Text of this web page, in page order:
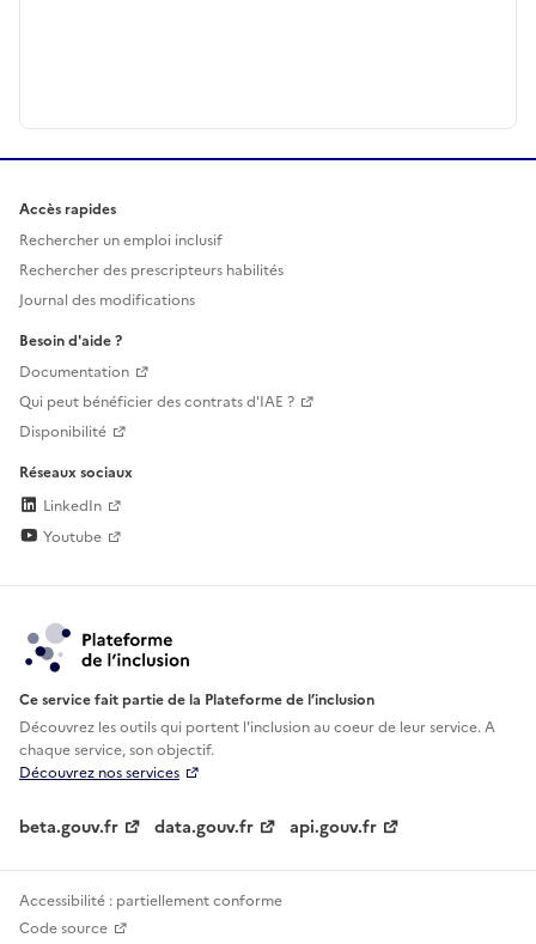
Accès rapides
Rechercher un emploi inclusif
Rechercher des prescripteurs habilités
Journal des modifications
Besoin d'aide ?
Documentation
Qui peut bénéficier des contrats d'IAE ?
Disponibilité
Réseaux sociaux
LinkedIn
Youtube
Ce service fait partie de la Plateforme de l’inclusion
Découvrez les outils qui portent l'inclusion aucoeur de leur service. A
chaque service, son objectif.
Découvrez nos services
beta.gouv.fr data.gouv.fr api.gouv.fr
Accessibilité : partiellement conforme
Code source